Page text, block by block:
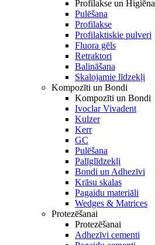
Profilakse un Higiēna
Pulēšana
Profilakse
Profilaktiskie pulveri
Fluora gēls
Retraktori
Balināšana
Skalojamie līdzekļi
Kompozīti un Bondi
Kompozīti un Bondi
Ivoclar Vivadent
Kulzer
Kerr
GC
Pulēšana
Palīglīdzekļi
Bondi un Adhezīvi
Krāsu skalas
Pagaidu materiāli
Wedges & Matrices
Protezēšanai
Protezēšanai
Adhezīvi cementi